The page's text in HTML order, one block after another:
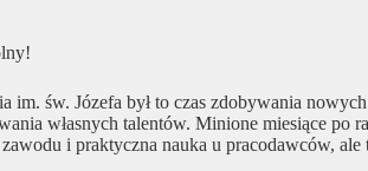
im. św. Józefa był to czas zdobywania nowych
własnych talentów. Minione miesiące po
i praktyczna nauka u pracodawców, ale